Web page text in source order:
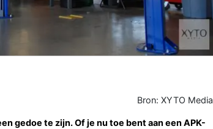
Bron: XYTO Media
gedoe te zijn. Of je nu toe bent aan een APK-